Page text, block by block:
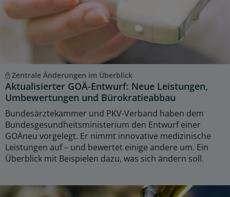
Zentrale Änderungen im Überblick
Aktualisierter GOÄ-Entwurf: Neue Leistungen,
Umbewertungen und Bürokratieabbau
Bundesärztekammer und PKV-Verband haben dem
Bundesgesundheitsministerium den Entwurf einer
GOÄneu vorgelegt. Er nimmt innovative medizinische
Leistungen auf – und bewertet einige andere um. Ein
Überblick mit Beispielen dazu, was sich ändern soll.